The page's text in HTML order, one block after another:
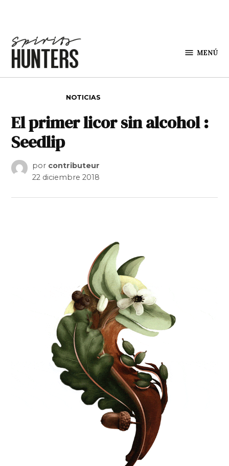
MENÚ
NOTICIAS
El primer licor sin alcohol :
Seedlip
por contributeur
22 diciembre 2018